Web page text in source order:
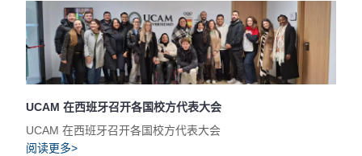
UCAM 在西班牙召开各国校方代表大会
UCAM 在西班牙召开各国校方代表大会
阅读更多>